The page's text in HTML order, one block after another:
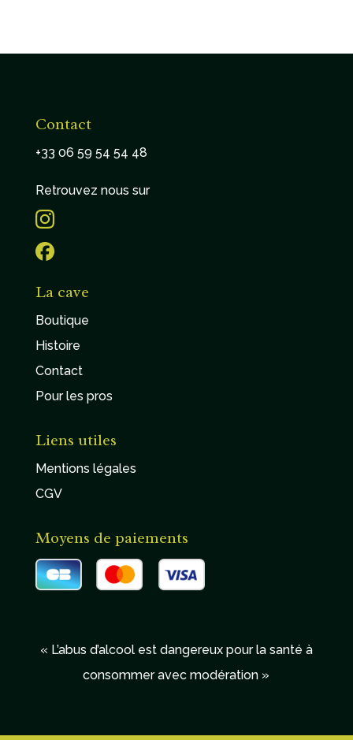
Contact
+33 06 59 54 54 48
Retrouvez nous sur
La cave
Boutique
Histoire
Contact
Pour les pros
Liens utiles
Mentions légales
CGV
Moyens de paiements
« L’abus d’alcool est dangereux pour la santé à
consommer avec modération »